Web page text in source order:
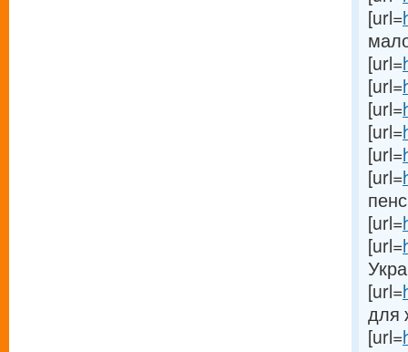
[url=
[url=
[url=
[url=
[url=
[url=
[url=
[url=
[url=
[url=
для
[url=